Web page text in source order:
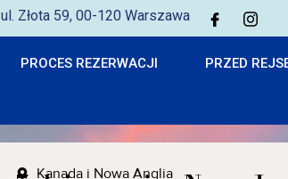
ul. Złota 59, 00-120 Warszawa
PROCES REZERWACJI PRZED
Kanada i Nowa Anglia